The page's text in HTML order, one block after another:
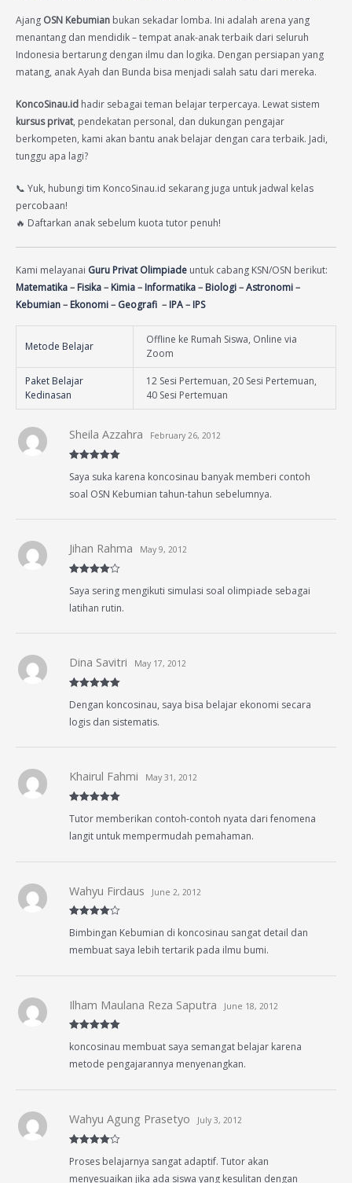
Ajang OSN Kebumian bukan sekadar lomba. Ini adalah arena yang
menantang dan mendidik – tempat anak-anak terbaik dari seluruh
Indonesia bertarung dengan ilmu dan logika. Dengan persiapan yang
matang, anak Ayah dan Bunda bisa menjadi salah satu dari mereka.
KoncoSinau.id hadir sebagai teman belajar terpercaya. Lewat sistem
kursus privat, pendekatan personal, dan dukungan pengajar
berkompeten, kami akan bantu anak belajar dengan cara terbaik. Jadi,
tunggu apa lagi?
📞 Yuk, hubungi tim KoncoSinau.id sekarang juga untuk jadwal kelas
percobaan!
🔥 Daftarkan anak sebelum kuota tutor penuh!
Kami melayanai Guru Privat Olimpiade untuk cabang KSN/OSN berikut:
Matematika– Fisika– Kimia– Informatika– Biologi–Astronomi–
Kebumian– Ekonomi– Geografi – IPA– IPS
Metode Belajar
Offline ke Rumah Siswa, Online via
Zoom
Paket Belajar
Kedinasan
12 Sesi Pertemuan, 20 Sesi Pertemuan,
40 Sesi Pertemuan
of 5
Sheila Azzahra February 26, 2012
Saya suka karena koncosinau banyak memberi contoh
soal OSN Kebumian tahun-tahun sebelumnya.
out of 5
Jihan Rahma May 9, 2012
Saya sering mengikuti simulasi soal olimpiade sebagai
latihan rutin.
of 5
Dina Savitri May 17, 2012
Dengan koncosinau, saya bisa belajar ekonomi secara
logis dan sistematis.
of 5
Khairul Fahmi May 31, 2012
Tutor memberikan contoh-contoh nyata dari fenomena
langit untuk mempermudah pemahaman.
out of 5
Wahyu Firdaus June 2, 2012
Bimbingan Kebumian di koncosinau sangat detail dan
membuat saya lebih tertarik pada ilmu bumi.
of 5
Ilham Maulana Reza Saputra June 18, 2012
koncosinau membuat saya semangat belajar karena
metode pengajarannya menyenangkan.
out of 5
Wahyu Agung Prasetyo July 3, 2012
Proses belajarnya sangat adaptif. Tutor akan
menyesuaikan jika ada siswa yang kesulitan dengan